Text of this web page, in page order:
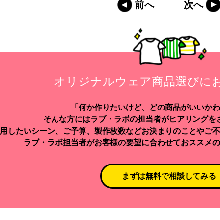
前へ 次へ
オリジナルウェア商品選びに
「何か作りたいけど、どの商品がいいか
そんな方にはラブ・ラボの担当者がヒアリングを
したいシーン、ご予算、製作枚数などお決まりのことやご
ラブ・ラボ担当者がお客様の要望に合わせておススメ
まずは無料で相談してみる